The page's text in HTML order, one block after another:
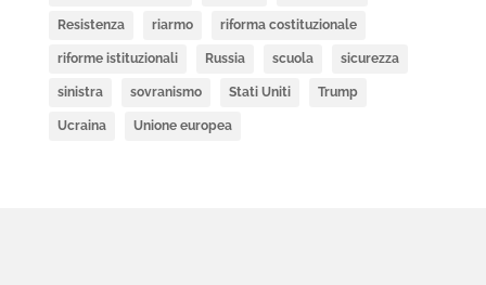
Resistenza riarmo riforma costituzionale
riforme istituzionali Russia scuola sicurezza
sinistra sovranismo Stati Uniti Trump
Ucraina Unione europea